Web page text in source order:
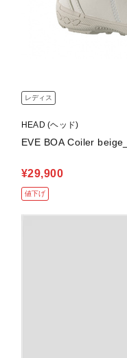
レディス
HEAD (ヘッド)
EVE BOA Coiler
¥29,900
値下げ